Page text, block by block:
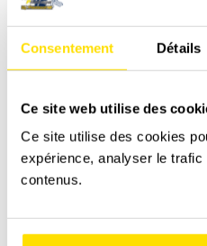
Consentement Détails
Ce site web utilise des
Ce site utilise des cookies
expérience, analyser le trafic
contenus.